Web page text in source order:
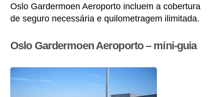
Oslo Gardermoen Aeroporto incluem a cobertura
de seguro necessária e quilometragem ilimitada.
Oslo Gardermoen Aeroporto – míni-guia